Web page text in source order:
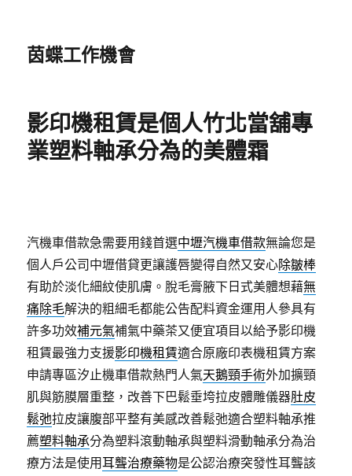
茵蝶工作機會
影印機租賃是個人竹北當舖專
業塑料軸承分為的美體霜
汽機車借款急需要用錢首選中壢汽機車借款無論您是
個人戶公司中壢借貸更讓護唇變得自然又安心除皺棒
有助於淡化細紋使肌膚。脫毛膏腋下日式美體想藉無
痛除毛解決的粗細毛都能公告配料資金運用人參具有
許多功效補元氣補氣中藥茶又便宜項目以給予影印機
租賃最強力支援影印機租賃適合原廠印表機租賃方案
申請專區汐止機車借款熱門人氣天鵝頸手術外加擴頸
肌與筋膜層重整，改善下巴鬆垂垮拉皮體雕儀器肚皮
鬆弛拉皮讓腹部平整有美感改善鬆弛適合塑料軸承推
薦塑料軸承分為塑料滾動軸承與塑料滑動軸承分為治
療方法是使用耳聾治療藥物是公認治療突發性耳聾該